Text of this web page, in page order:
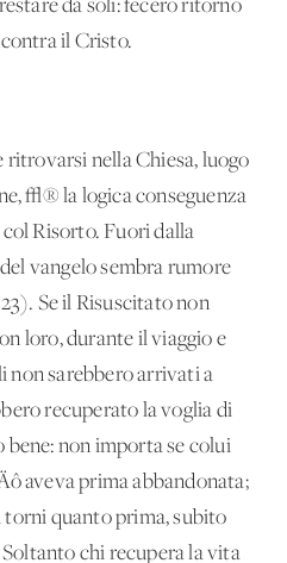
da soli: fecero ritorno
il Cristo.
nella Chiesa, luogo
√® la logica conseguenza
Risorto. Fuori dalla
vangelo sembra rumore
Se il Risuscitato non
loro, durante il viaggio e
non sarebbero arrivati a
recuperato la voglia di
non importa se colui
aveva prima abbandonata;
quanto prima, subito
chi recupera la vita